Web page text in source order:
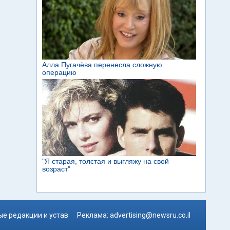
редакции и устав Реклама: advertising@newsru.co.il